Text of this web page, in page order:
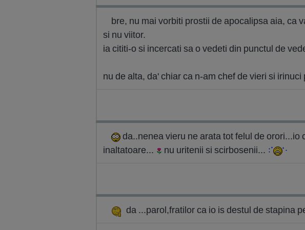
bre, nu mai vorbiti prostii de apocalipsa aia, ca
si nu viitor.
ia cititi-o si incercati sa o vedeti din punctul de
nu de alta, da' chiar ca n-am chef de vieri si irinuci
da..nenea vieru ne arata tot felul de
inaltatoare...
nu uritenii si scirbosenii...
da ...parol,fratilor ca io is destul de stapina